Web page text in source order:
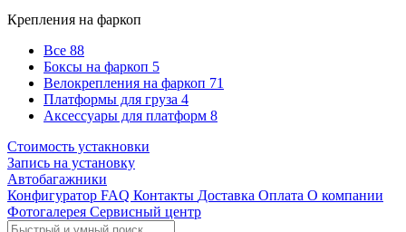
Крепления на фаркоп
Все 88
Боксы на фаркоп 5
Велокрепления на фаркоп 71
Платформы для груза 4
Аксессуары для платформ 8
Стоимость устакновки
Запись на установку
Автобагажники
Конфигуратор FAQ Контакты Доставка Оплата О компании
Фотогалерея Сервисный центр